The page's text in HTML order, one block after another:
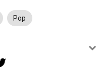
Pop